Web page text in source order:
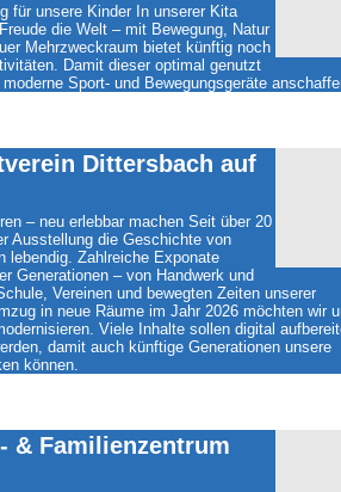
für unsere Kinder In unserer Kita
die Welt – mit Bewegung, Natur
Mehrzweckraum bietet künftig noch
Damit dieser optimal genutzt
Sport- und Bewegungsgeräte
Dittersbach auf
– neu erlebbar machen Seit über 20
Ausstellung die Geschichte von
lebendig. Zahlreiche Exponate
Generationen – von Handwerk und
Vereinen und bewegten Zeiten unserer
in neue Räume im Jahr 2026 möchten wir
Viele Inhalte sollen digital
damit auch künftige Generationen unsere
können.
& Familienzentrum